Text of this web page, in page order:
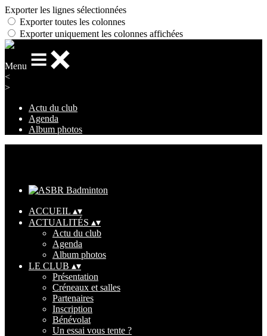
Exporter les lignes sélectionnées
Exporter toutes les colonnes
Exporter uniquement les colonnes affichées
Menu
<
>
Actu du club
Agenda
Album photos
ACCUEIL ▴▾
ACTUALITÉS ▴▾
Actu du club
Agenda
Album photos
LE CLUB ▴▾
Présentation
Créneaux et salles
Partenaires
Inscription
Bénévolat
Un essai vous tente ?